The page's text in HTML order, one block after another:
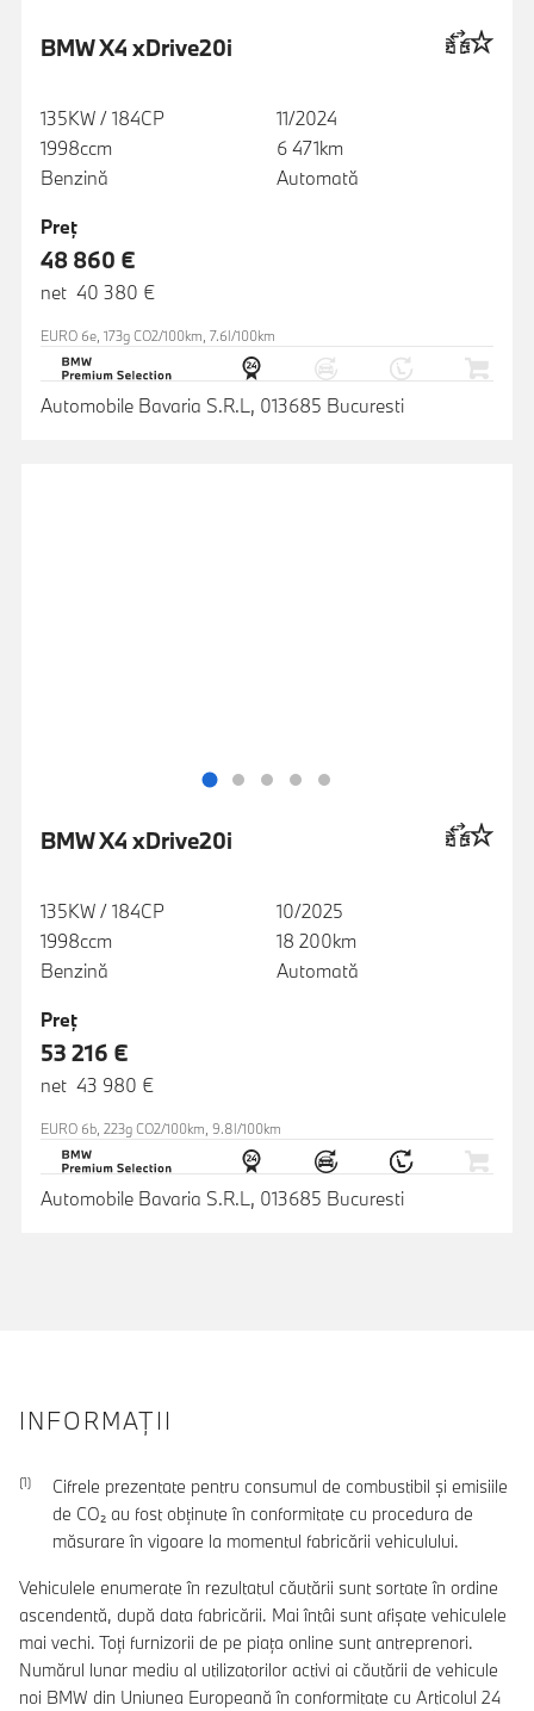
BMW X4 xDrive20i
135KW / 184CP
1998ccm
Benzină
11/2024
6 471km
Automată
Preţ
48 860 €
net 40 380 €
EURO 6e, 173g CO2/100km, 7.6l/100km
Automobile Bavaria S.R.L, 013685 Bucuresti
BMW X4 xDrive20i
135KW / 184CP
1998ccm
Benzină
10/2025
18 200km
Automată
Preţ
53 216 €
net 43 980 €
EURO 6b, 223g CO2/100km, 9.8l/100km
Automobile Bavaria S.R.L, 013685 Bucuresti
INFORMAŢII
Cifrele prezentate pentru consumul de combustibil şi emisiile
de CO₂ au fost obţinute în conformitate cu procedura de
măsurare în vigoare la momentul fabricării vehiculului.
Vehiculele enumerate în rezultatul căutării sunt sortate în ordine
ascendentă, după data fabricării. Mai întâi sunt afișate vehiculele
mai vechi. Toți furnizorii de pe piața online sunt antreprenori.
Numărul lunar mediu al utilizatorilor activi ai căutării de vehicule
noi BMW din Uniunea Europeană în conformitate cu Articolul 24